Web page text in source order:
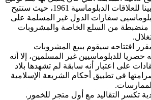
المملكة على اتفاقية فيينا للعلاقات الدبلوماسية 1961، حيث ستتيح
سفارات الدول غير المسلمة على
من السلع الخاصة والمشروبات
افتتاحه سيقوم ببيع المشروبات
حصريا للدبلوماسيين غير المسلمين، إلا أنه
على اعتبار أنه سابقة لم تشهدها بلاد
في تطبيق أحكام الشريعة الإسلامية
تكسر التقاليد مع أول متجر للخمور.